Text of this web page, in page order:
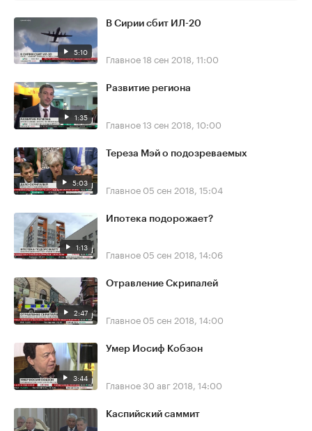
5:10
В Сирии сбит ИЛ-20
Главное18 сен 2018, 11:00
1:35
Развитие региона
Главное13 сен 2018, 10:00
5:03
Тереза Мэй о подозреваемых
Главное 05 сен 2018, 15:04
1:13
Ипотека подорожает?
Главное 05 сен 2018, 14:06
2:47
Отравление Скрипалей
Главное 05 сен 2018, 14:00
3:44
Умер Иосиф Кобзон
Главное30 авг 2018, 14:00
Каспийский саммит